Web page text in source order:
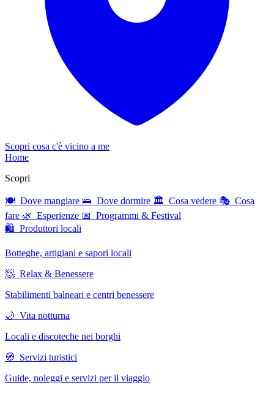
Scopri cosa c'è vicino a me
Home
Scopri
🍽 Dove mangiare 🛌 Dove dormire 🏛 Cosa vedere 🎭 Cosa
fare 🌿 Esperienze 📅 Programmi & Festival
🛍 Produttori locali
Botteghe, artigiani e sapori locali
🧖 Relax & Benessere
Stabilimenti balneari e centri benessere
🌙 Vita notturna
Locali e discoteche nei borghi
🧭 Servizi turistici
Guide, noleggi e servizi per il viaggio